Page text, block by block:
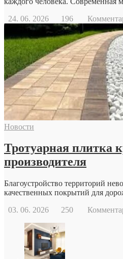
24. 06. 2026
196
Новости
Тротуарная плитка
производителя
Благоустройство территорий
качественных покрытий для
03. 06. 2026
250